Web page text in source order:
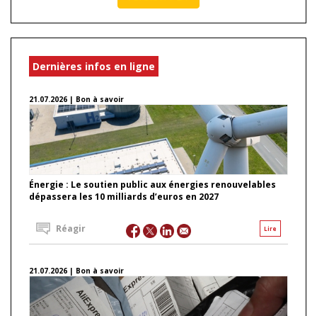
Dernières infos en ligne
21.07.2026 | Bon à savoir
Énergie : Le soutien public aux énergies renouvelables
dépassera les 10 milliards d’euros en 2027
Lire
Réagir
21.07.2026 | Bon à savoir